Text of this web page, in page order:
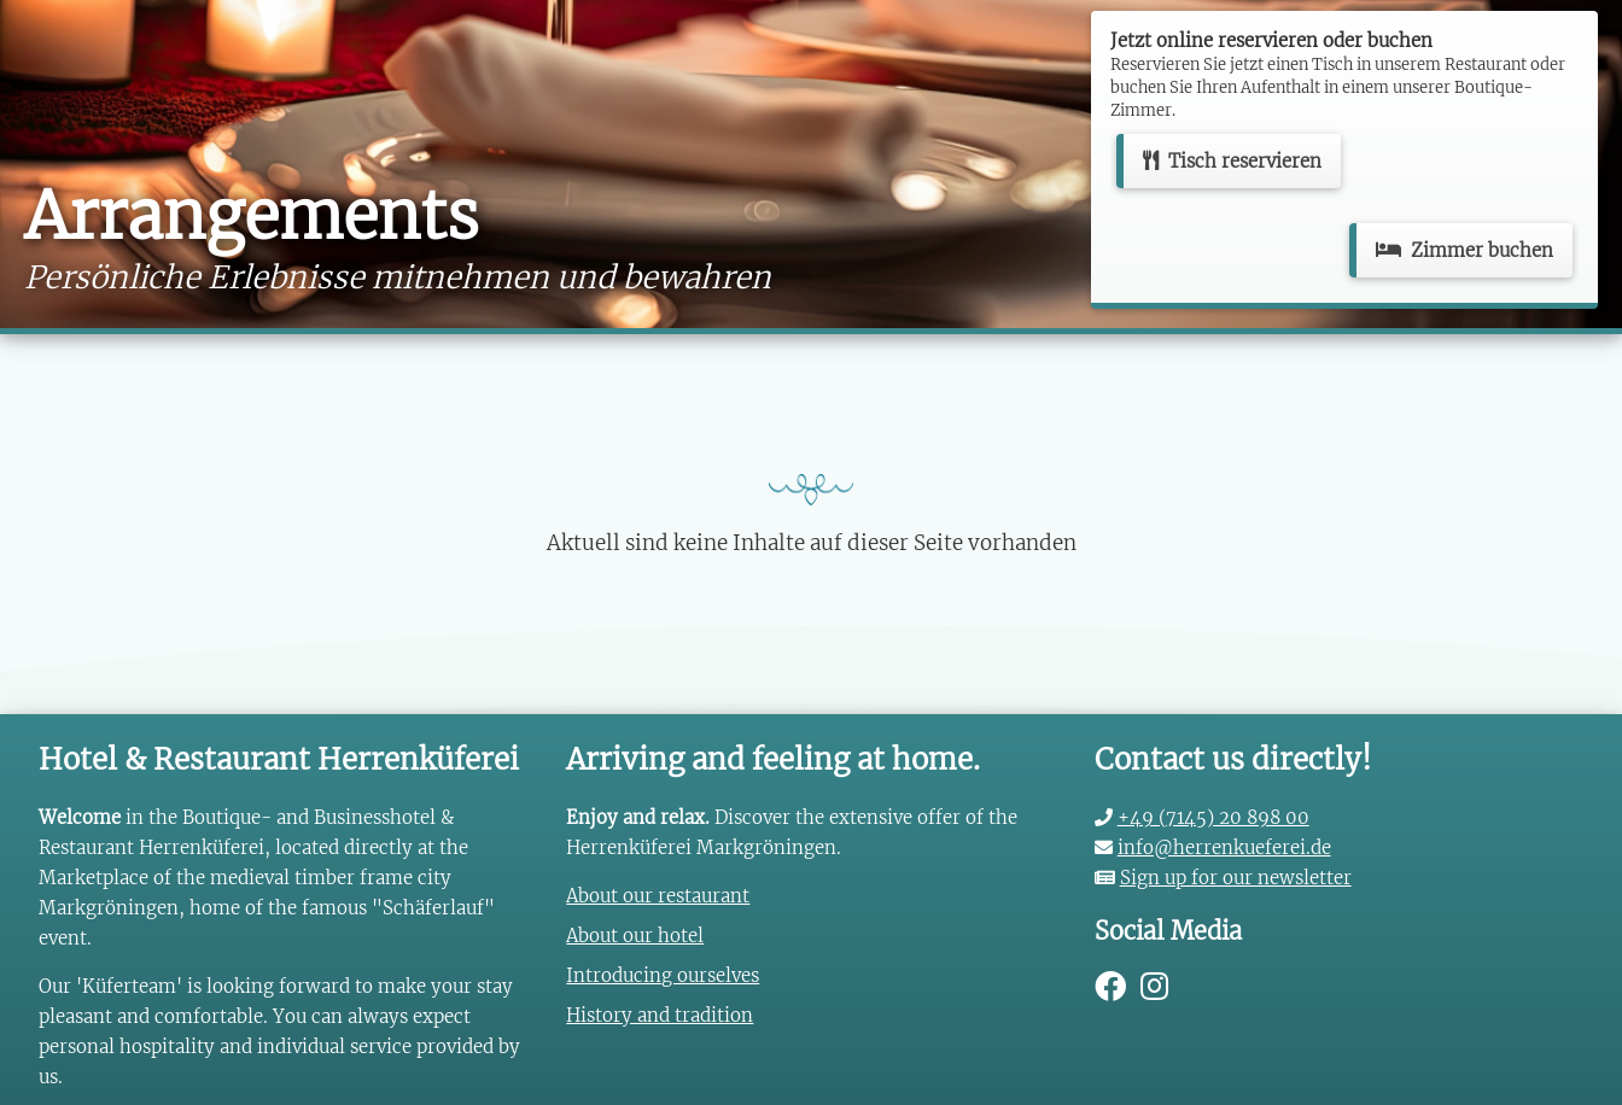
Arrangements
Persönliche Erlebnisse mitnehmen und bewahren
Jetzt online reservieren oder buchen
Reservieren Sie jetzt einen Tisch in unserem Restaurant oder
buchen Sie Ihren Aufenthalt in einem unserer Boutique-
Zimmer.
Tisch reservieren
Zimmer buchen
Aktuell sind keine Inhalte auf dieser Seite vorhanden
Hotel & Restaurant Herrenküferei
Welcome in the Boutique- and Businesshotel &
Restaurant Herrenküferei, located directly at the
Marketplace of the medieval timber frame city
Markgröningen, home of the famous "Schäferlauf"
event.
Our 'Küferteam' is looking forward to make your stay
pleasant and comfortable. You can always expect
personal hospitality and individual service provided by
us.
Arriving and feeling at home.
Enjoy and relax. Discover the extensive offer of the
Herrenküferei Markgröningen.
About our restaurant
About our hotel
Introducing ourselves
History and tradition
Contact us directly!
+49 (7145) 20 898 00
info@herrenkueferei.de
Sign up for our newsletter
Social Media